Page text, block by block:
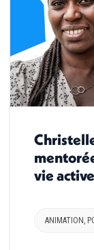
vie active
ANIMATION ,